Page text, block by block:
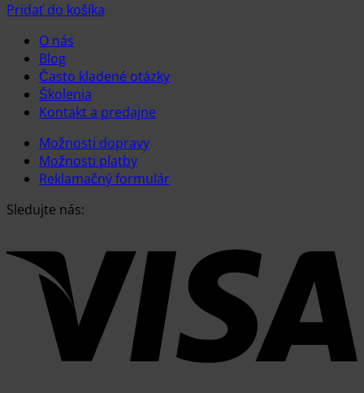
Pridať do košíka
O nás
Blog
Často kladené otázky
Školenia
Kontakt a predajne
Možnosti dopravy
Možnosti platby
Reklamačný formulár
Sledujte nás: